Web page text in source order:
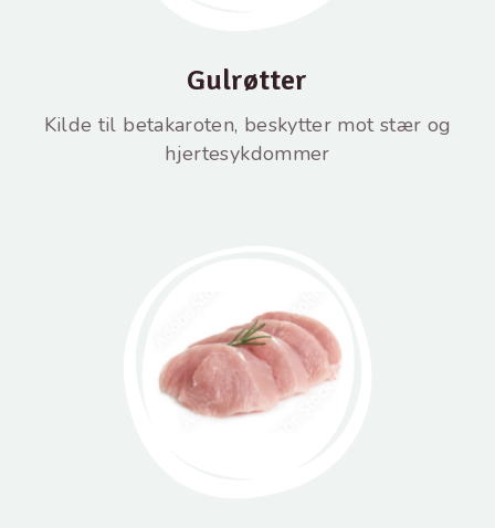
Gulrøtter
Kilde til betakaroten, beskytter mot stær og
hjertesykdommer